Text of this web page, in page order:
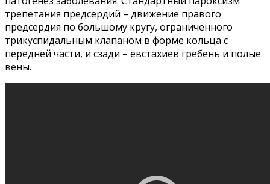
трепетания предсердий – движение правого
предсердия по большому кругу, ограниченного
трикуспидальным клапаном в форме кольца с
передней части, и сзади – евстахиев гребень и полые
вены.